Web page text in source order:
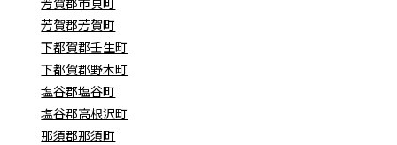
芳賀郡芳賀町
下都賀郡壬生町
下都賀郡野木町
塩谷郡塩谷町
塩谷郡高根沢町
那須郡那須町